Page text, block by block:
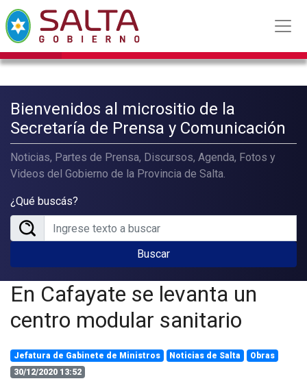
Bienvenidos al micrositio de la
Secretaría de Prensa y Comunicación
Noticias, Partes de Prensa, Discursos, Agenda, Fotos y
Videos del Gobierno de la Provincia de Salta.
¿Qué buscás?
Buscar
En Cafayate se levanta un
centro modular sanitario
Jefatura de Gabinete de Ministros Noticias de Salta
Obras
30/12/2020 13:52